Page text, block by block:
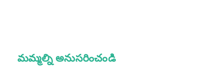
మమ్మల్ని అనుసరించండి